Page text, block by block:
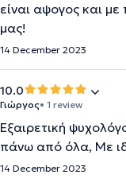
είναι αψογος και
μας!
14 December 2023
10.0
Γιώργος• 1 review
Εξαιρετική
πάνω από όλα, Με
14 December 2023